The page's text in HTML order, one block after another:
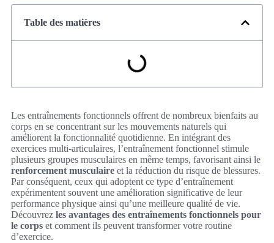
Table des matières
Les entraînements fonctionnels offrent de nombreux bienfaits au
corps en se concentrant sur les mouvements naturels qui
améliorent la fonctionnalité quotidienne. En intégrant des
exercices multi-articulaires, l’entraînement fonctionnel stimule
plusieurs groupes musculaires en même temps, favorisant ainsi le
renforcement musculaire et la réduction du risque de blessures.
Par conséquent, ceux qui adoptent ce type d’entraînement
expérimentent souvent une amélioration significative de leur
performance physique ainsi qu’une meilleure qualité de vie.
Découvrez les avantages des entraînements fonctionnels pour
le corps et comment ils peuvent transformer votre routine
d’exercice.